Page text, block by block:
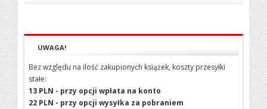
UWAGA!
Bez względu na ilość zakupionych książek, koszty przesyłki
stałe:
13 PLN - przy opcji wpłata na konto
22 PLN - przy opcji wysyłka za pobraniem